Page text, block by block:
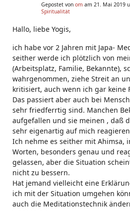
Gepostet von om am 21. Mai 2019
Spiritualität
Hallo, liebe Yogis,
ich habe vor 2 Jahren mit Japa-
seither werde ich plötzlich von
(Arbeitsplatz, Familie, Bekannte),
wahrgenommen, ziehe Streit an
kritisiert, auch wenn ich gar keine
Das passiert aber auch bei
sehr friedferrtig sind. Manchen
aufgefallen und sie meinen , daß
sehr eigenartig auf mich
Ich nehme es seither mit Ahimsa,
Worten, besonders genau und
gelassen, aber die Situation
nicht zu bessern.
Hat jemand vielleicht eine
ich mit der Situation umgehen
auch die Meditationstechnik